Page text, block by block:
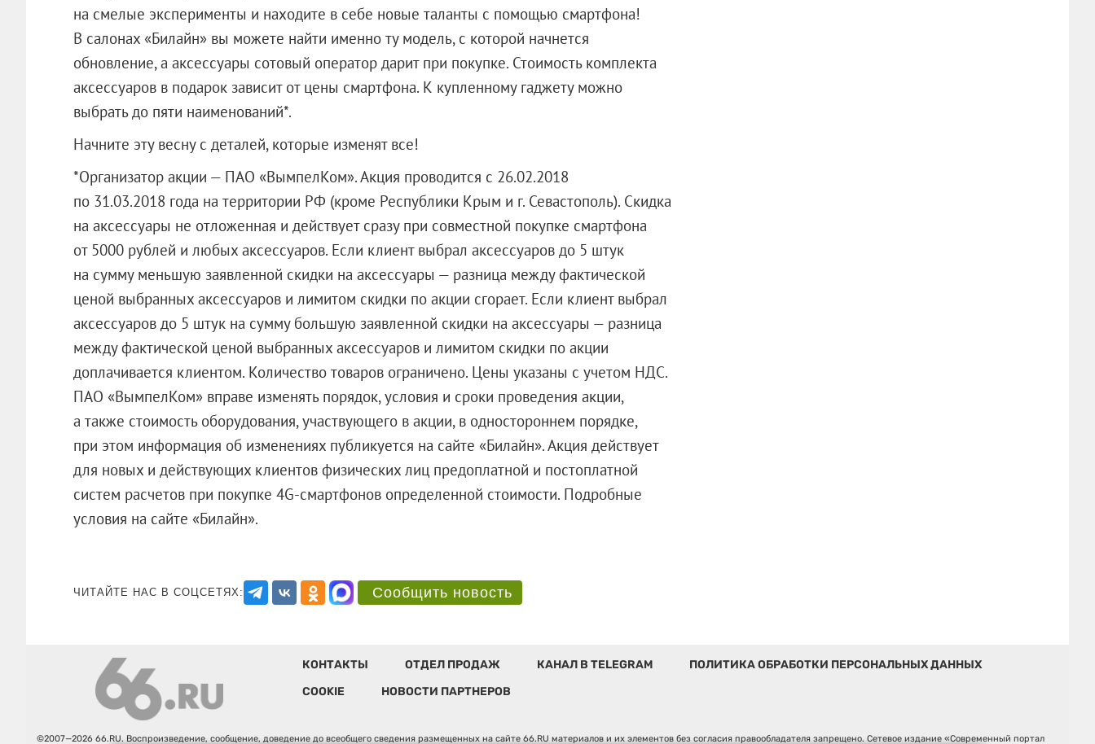
на смелые эксперименты и находите в себе новые таланты с помощью смартфона!
В салонах «Билайн» вы можете найти именно ту модель, с которой начнется
обновление, а аксессуары сотовый оператор дарит при покупке. Стоимость комплекта
аксессуаров в подарок зависит от цены смартфона. К купленному гаджету можно
выбрать до пяти наименований*.
Начните эту весну с деталей, которые изменят все!
*Организатор акции — ПАО «ВымпелКом». Акция проводится с 26.02.2018
по 31.03.2018 года на территории РФ (кроме Республики Крым и г. Севастополь). Скидка
на аксессуары не отложенная и действует сразу при совместной покупке смартфона
от 5000 рублей и любых аксессуаров. Если клиент выбрал аксессуаров до 5 штук
на сумму меньшую заявленной скидки на аксессуары — разница между фактической
ценой выбранных аксессуаров и лимитом скидки по акции сгорает. Если клиент выбрал
аксессуаров до 5 штук на сумму большую заявленной скидки на аксессуары — разница
между фактической ценой выбранных аксессуаров и лимитом скидки по акции
доплачивается клиентом. Количество товаров ограничено. Цены указаны с учетом НДС.
ПАО «ВымпелКом» вправе изменять порядок, условия и сроки проведения акции,
а также стоимость оборудования, участвующего в акции, в одностороннем порядке,
при этом информация об изменениях публикуется на сайте «Билайн». Акция действует
для новых и действующих клиентов физических лиц предоплатной и постоплатной
систем расчетов при покупке 4G-смартфонов определенной стоимости. Подробные
условия на сайте «Билайн».
ЧИТАЙТЕ НАС В СОЦСЕТЯХ: Сообщить новость
КОНТАКТЫ ОТДЕЛ ПРОДАЖ КАНАЛ В TELEGRAM
ПОЛИТИКА ОБРАБОТКИ ПЕРСОНАЛЬНЫХ ДАННЫХ
COOKIE
НОВОСТИ ПАРТНЕРОВ
©2007—2026 66.RU. Воспроизведение, сообщение, доведение до всеобщего сведения размещенных на сайте 66.RU материалов и их элементов без согласия правообладателя запрещено. Сетевое издание «Современный портал